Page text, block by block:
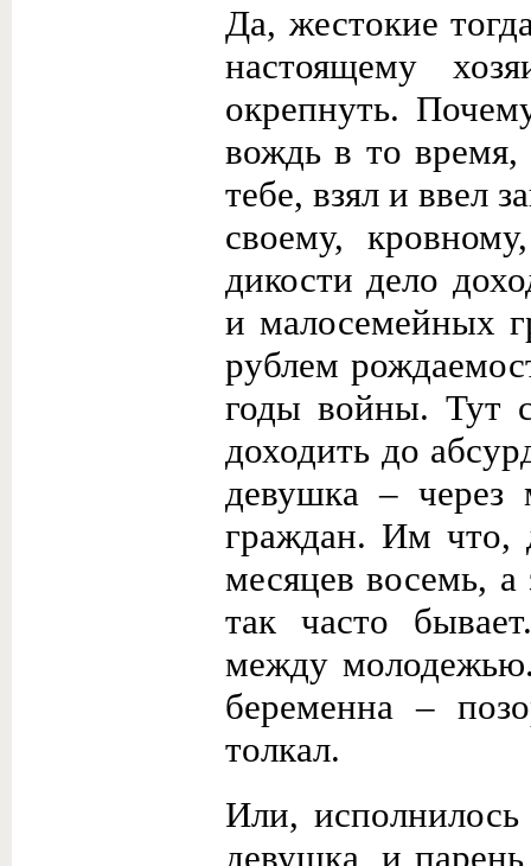
Да, жестокие
настоящему
окрепнуть.
вождь в то время,
тебе, взял и ввел
своему,
дикости дело
и малосемейных
рублем
годы войны. Тут
доходить до
девушка – через
граждан. Им что,
месяцев восемь,
так часто
между
беременна –
толкал.
Или,
девушка, и